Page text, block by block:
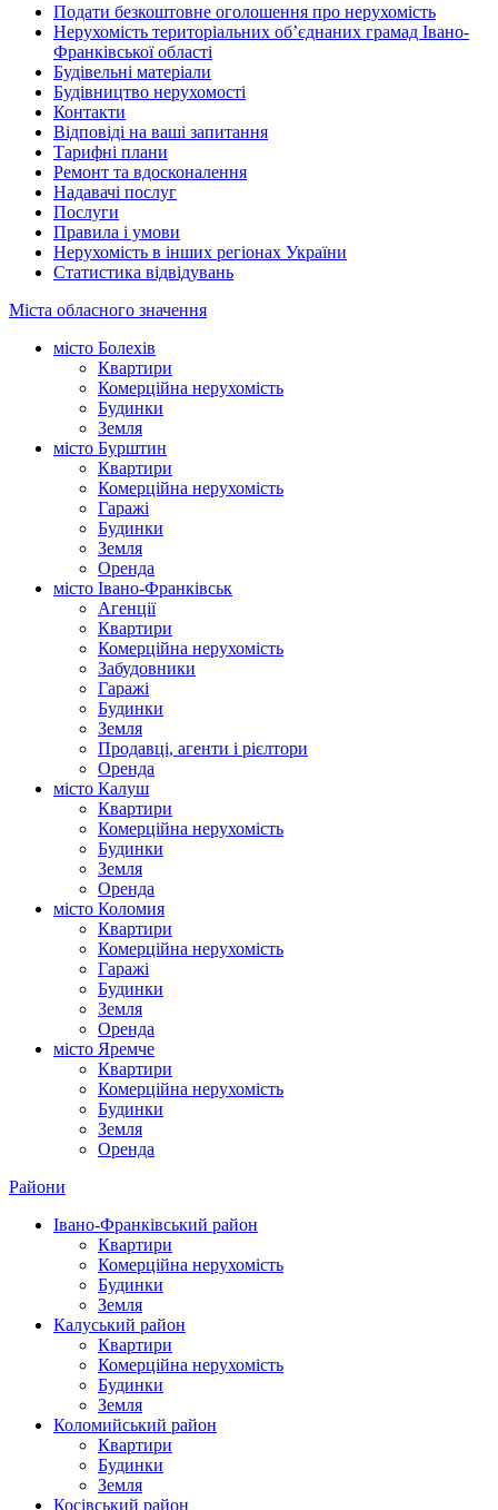
Подати безкоштовне оголошення про нерухомість
Нерухомість територіальних об’єднаних грамад Івано-
Франківської області
Будівельні матеріали
Будівництво нерухомості
Контакти
Відповіді на ваші запитання
Тарифні плани
Ремонт та вдосконалення
Надавачі послуг
Послуги
Правила і умови
Нерухомість в інших регіонах України
Статистика відвідувань
Міста обласного значення
місто Болехів
Квартири
Комерційна нерухомість
Будинки
Земля
місто Бурштин
Квартири
Комерційна нерухомість
Гаражі
Будинки
Земля
Оренда
місто Івано-Франківськ
Агенції
Квартири
Комерційна нерухомість
Забудовники
Гаражі
Будинки
Земля
Продавці, агенти і рієлтори
Оренда
місто Калуш
Квартири
Комерційна нерухомість
Будинки
Земля
Оренда
місто Коломия
Квартири
Комерційна нерухомість
Гаражі
Будинки
Земля
Оренда
місто Яремче
Квартири
Комерційна нерухомість
Будинки
Земля
Оренда
Райони
Івано-Франківський район
Квартири
Комерційна нерухомість
Будинки
Земля
Калуський район
Квартири
Комерційна нерухомість
Будинки
Земля
Коломийський район
Квартири
Будинки
Земля
Косівський район